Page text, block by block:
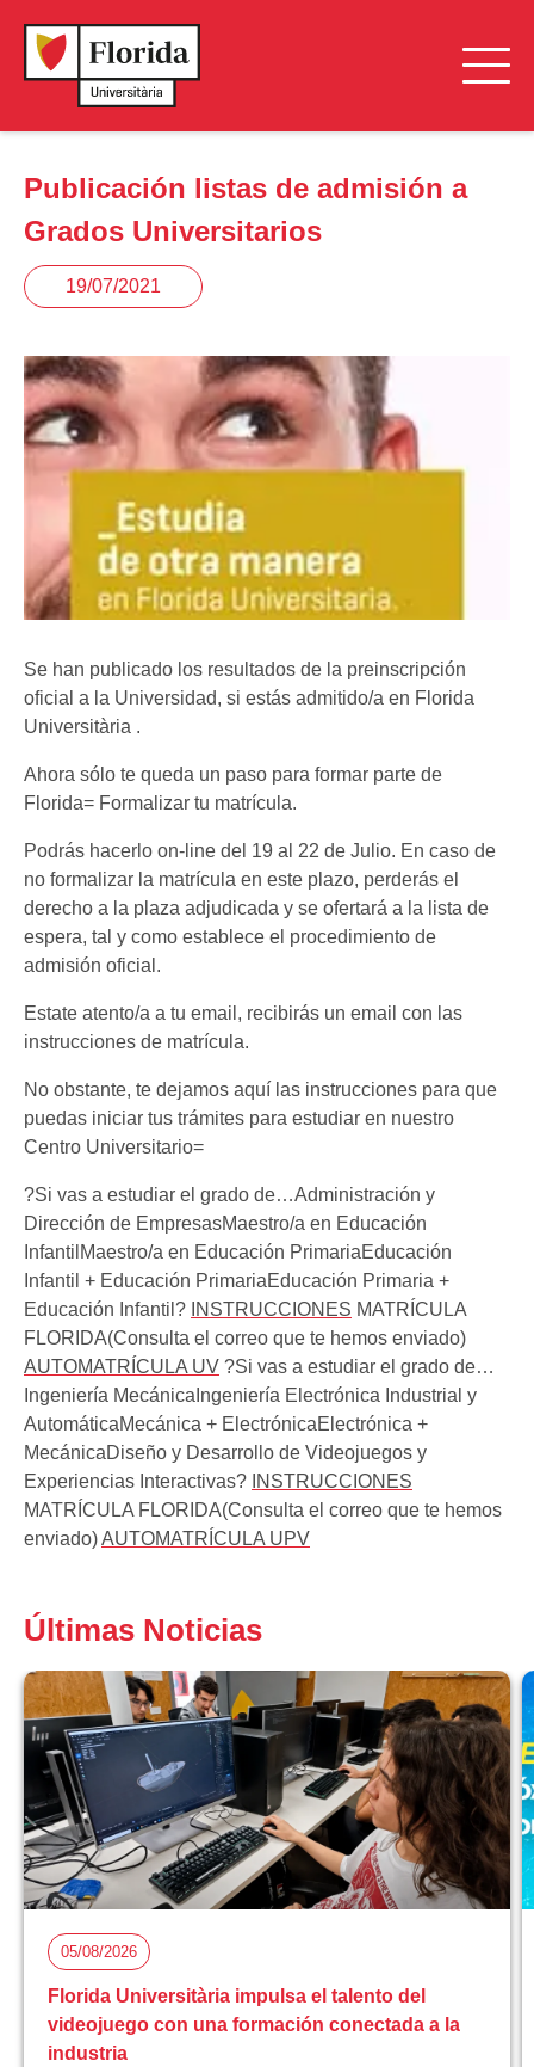
Publicación listas de admisión a
Grados Universitarios
19/07/2021
Se han publicado los resultados de la preinscripción
oficial a la Universidad, si estás admitido/a en Florida
Universitària .
Ahora sólo te queda un paso para formar parte de
Florida= Formalizar tu matrícula.
Podrás hacerlo on-line del 19 al 22 de Julio. En caso de
no formalizar la matrícula en este plazo, perderás el
derecho a la plaza adjudicada y se ofertará a la lista de
espera, tal y como establece el procedimiento de
admisión oficial.
Estate atento/a a tu email, recibirás un email con las
instrucciones de matrícula.
No obstante, te dejamos aquí las instrucciones para que
puedas iniciar tus trámites para estudiar en nuestro
Centro Universitario=
?Si vas a estudiar el grado de…Administración y
Dirección de EmpresasMaestro/a en Educación
InfantilMaestro/a en Educación PrimariaEducación
Infantil + Educación PrimariaEducación Primaria +
Educación Infantil? INSTRUCCIONES MATRÍCULA
FLORIDA(Consulta el correo que te hemos enviado)
AUTOMATRÍCULA UV ?Si vas a estudiar el grado de…
Ingeniería MecánicaIngeniería Electrónica Industrial y
AutomáticaMecánica + ElectrónicaElectrónica +
MecánicaDiseño y Desarrollo de Videojuegos y
Experiencias Interactivas? INSTRUCCIONES
MATRÍCULA FLORIDA(Consulta el correo que te hemos
enviado)AUTOMATRÍCULA UPV
Últimas Noticias
05/08/2026
Florida Universitària impulsa el talento del
videojuego con una formación conectada a la
industria